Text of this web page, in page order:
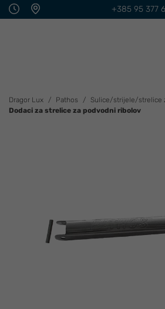
+385 95 377
Dragor Lux Pathos
Sulice/strijele/strelice
Dodaci za strelice za podvodni ribolov